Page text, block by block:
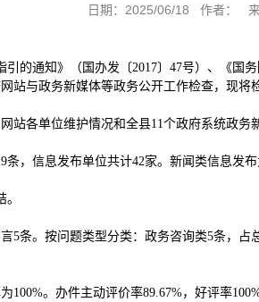
日期：2025/06/18 作者：
的通知》（国办发〔2017〕47号）、《国
站与政务新媒体等政务公开工作检查，现将
站各单位维护情况和全县11个政府系统政务
条，信息发布单位共计42家。新闻类信息发
5条。按问题类型分类：政务咨询类5条，
100%。办件主动评价率89.67%，好评率